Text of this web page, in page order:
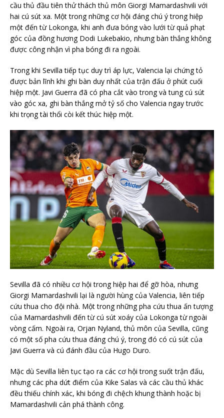
cầu thủ đầu tiên thử thách thủ môn Giorgi Mamardashvili với
hai cú sút xa. Một trong những cơ hội đáng chú ý trong hiệp
một đến từ Lokonga, khi anh đưa bóng vào lưới từ quả phạt
góc của đồng hương Dodi Lukebakio, nhưng bàn thắng không
được công nhận vì pha bóng đi ra ngoài.
Trong khi Sevilla tiếp tục duy trì áp lực, Valencia lại chứng tỏ
được bản lĩnh khi ghi bàn duy nhất của trận đấu ở phút cuối
hiệp một. Javi Guerra đã có pha cắt vào trong và tung cú sút
vào góc xa, ghi bàn thắng mở tỷ số cho Valencia ngay trước
khi trọng tài thổi còi kết thúc hiệp một.
Sevilla đã có nhiều cơ hội trong hiệp hai để gỡ hòa, nhưng
Giorgi Mamardashvili lại là người hùng của Valencia, liên tiếp
cứu thua cho đội nhà. Một trong những pha cứu thua ấn tượng
của Mamardashvili đến từ cú sút xoáy của Lokonga từ ngoài
vòng cấm. Ngoài ra, Orjan Nyland, thủ môn của Sevilla, cũng
có một số pha cứu thua đáng chú ý, trong đó có cú sút của
Javi Guerra và cú đánh đầu của Hugo Duro.
Mặc dù Sevilla liên tục tạo ra các cơ hội trong suốt trận đấu,
nhưng các pha dứt điểm của Kike Salas và các cầu thủ khác
đều thiếu chính xác, khi bóng đi chệch khung thành hoặc bị
Mamardashvili cản phá thành công.